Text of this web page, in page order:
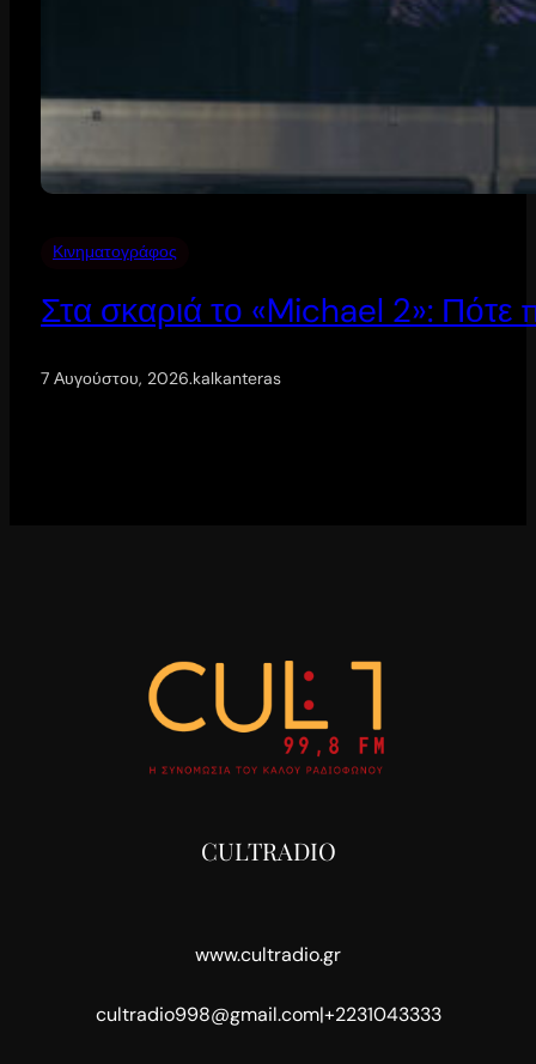
Κινηματογράφος
Στα σκαριά το «Michael 2»: Πότε
7 Αυγούστου, 2026.kalkanteras
CULTRADIO
www.cultradio.gr
cultradio998@gmail.com|+2231043333